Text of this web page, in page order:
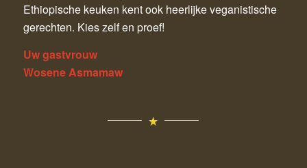
Ethiopische keuken kent ook heerlijke veganistische
gerechten. Kies zelf en proef!
Uw gastvrouw
Wosene Asmamaw